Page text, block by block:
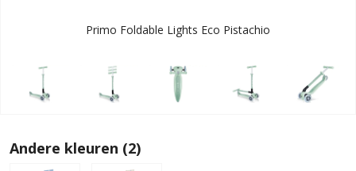
Primo Foldable Lights Eco Pistachio
Andere kleuren (2)